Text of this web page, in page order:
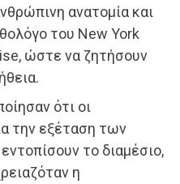
ανατομία και
του New York
ώστε να ζητήσουν
ότι οι
την εξέταση των
το διαμέσιο,
η